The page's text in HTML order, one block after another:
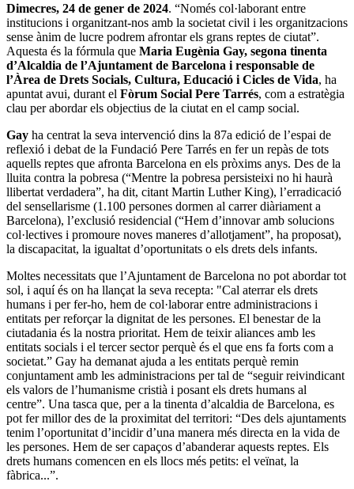
Dimecres, 24 de gener de 2024. “Només col·laborant entre
institucions i organitzant-nos amb la societat civil i les organitzacions
sense ànim de lucre podrem afrontar els grans reptes de ciutat”.
Aquesta és la fórmula que Maria Eugènia Gay, segona tinenta
d’Alcaldia de l’Ajuntament de Barcelona i responsable de
l’Àrea de Drets Socials, Cultura, Educació i Cicles de Vida, ha
apuntat avui, durant el Fòrum Social Pere Tarrés, com a estratègia
clau per abordar els objectius de la ciutat en el camp social.
Gay ha centrat la seva intervenció dins la 87a edició de l’espai de
reflexió i debat de la Fundació Pere Tarrés en fer un repàs de tots
aquells reptes que afronta Barcelona en els pròxims anys. Des de la
lluita contra la pobresa (“Mentre la pobresa persisteixi no hi haurà
llibertat verdadera”, ha dit, citant Martin Luther King), l’erradicació
del sensellarisme (1.100 persones dormen al carrer diàriament a
Barcelona), l’exclusió residencial (“Hem d’innovar amb solucions
col·lectives i promoure noves maneres d’allotjament”, ha proposat),
la discapacitat, la igualtat d’oportunitats o els drets dels infants.
Moltes necessitats que l’Ajuntament de Barcelona no pot abordar tot
sol, i aquí és on ha llançat la seva recepta: "Cal aterrar els drets
humans i per fer-ho, hem de col·laborar entre administracions i
entitats per reforçar la dignitat de les persones. El benestar de la
ciutadania és la nostra prioritat. Hem de teixir aliances amb les
entitats socials i el tercer sector perquè és el que ens fa forts com a
societat.” Gay ha demanat ajuda a les entitats perquè remin
conjuntament amb les administracions per tal de “seguir reivindicant
els valors de l’humanisme cristià i posant els drets humans al
centre”. Una tasca que, per a la tinenta d’alcaldia de Barcelona, es
pot fer millor des de la proximitat del territori: “Des dels ajuntaments
tenim l’oportunitat d’incidir d’una manera més directa en la vida de
les persones. Hem de ser capaços d’abanderar aquests reptes. Els
drets humans comencen en els llocs més petits: el veïnat, la
fàbrica...”.